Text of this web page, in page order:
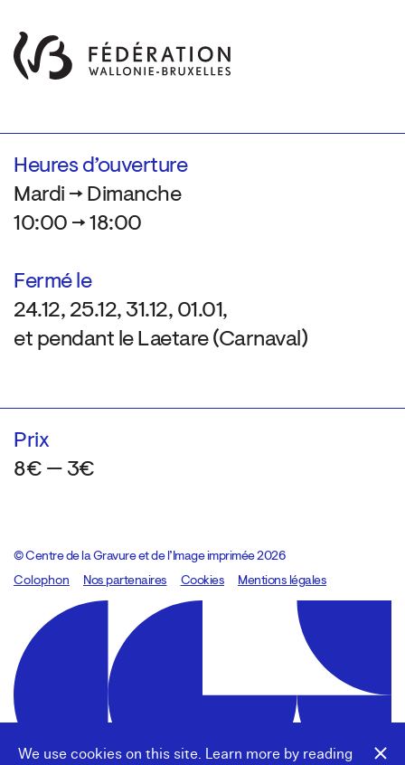
We use cookies on this site. Learn more by reading
Heures d’ouverture
Mardi → Dimanche
10:00 → 18:00
Fermé le
24.12, 25.12, 31.12, 01.01,
et pendant le Laetare (Carnaval)
Prix
8€ — 3€
© Centre de la Gravure et de l’Image imprimée 2026
Colophon
Design:Marcel Kaczmarek, code:8080.studio
Nos partenaires Cookies Mentions légales